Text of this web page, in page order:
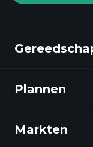
Ontdekken
Plannen
Markten